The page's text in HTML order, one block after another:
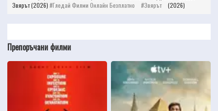
Звярът (2026) Гледай Филми Онлайн Безплатно Звярът (2026)
Препоръчани филми